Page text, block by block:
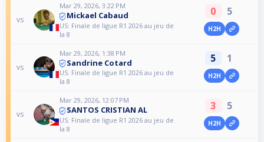
vs
Mar 29, 2026, 3:22 PM
Mickael Cabaud
US: Finale de ligue R1 2026 au jeu de
la 8
0 5
H2H
vs
Mar 29, 2026, 1:38 PM
Sandrine Cotard
US: Finale de ligue R1 2026 au jeu de
la 8
5 1
H2H
vs
Mar 29, 2026, 12:07 PM
SANTOS CRISTIAN AL
US: Finale de ligue R1 2026 au jeu de
la 8
3 5
H2H